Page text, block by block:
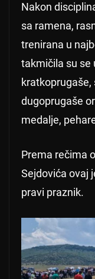
Nakon
sa ramena,
trenirana u
takmičila su se
kratkoprugaše,
dugoprugaše
medalje,
Prema rečima
Sejdovića ovaj
pravi praznik.